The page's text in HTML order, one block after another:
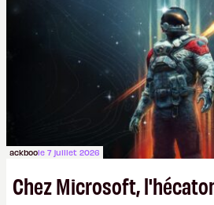
Lapins Crétins) et l'Obsidian
le même studio qu'il y a 15 ans.
peut commencer à fantasmer.
ackboole 7 juillet 2026
Chez Microsoft,